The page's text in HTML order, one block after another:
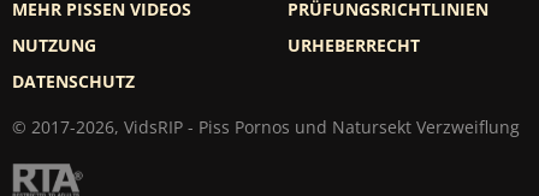
MEHR PISSEN VIDEOS
NUTZUNG
DATENSCHUTZ
PRÜFUNGSRICHTLINIEN
URHEBERRECHT
© 2017-2026, VidsRIP - Piss Pornos und Natursekt Verzweiflung